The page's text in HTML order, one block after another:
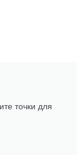
точки для